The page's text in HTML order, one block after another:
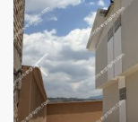
Previous